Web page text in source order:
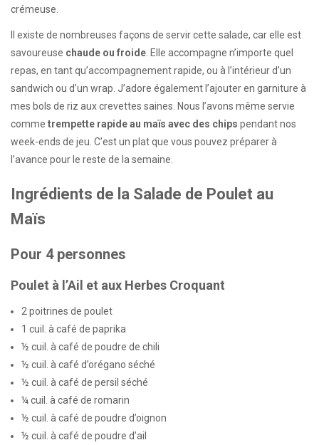
crémeuse.
Il existe de nombreuses façons de servir cette salade, car elle est
savoureuse chaude ou froide . Elle accompagne n’importe quel
repas, en tant qu’accompagnement rapide, ou à l’intérieur d’un
sandwich ou d’un wrap. J’adore également l’ajouter en garniture à
mes bols de riz aux crevettes saines. Nous l’avons même servie
comme trempette rapide au maïs avec des chips pendant nos
week-ends de jeu. C’est un plat que vous pouvez préparer à
l’avance pour le reste de la semaine.
Ingrédients de la Salade de Poulet au
Maïs
Pour 4 personnes
Poulet à l’Ail et aux Herbes Croquant
2 poitrines de poulet
1 cuil. à café de paprika
½ cuil. à café de poudre de chili
½ cuil. à café d’orégano séché
½ cuil. à café de persil séché
¼ cuil. à café de romarin
½ cuil. à café de poudre d’oignon
½ cuil. à café de poudre d’ail